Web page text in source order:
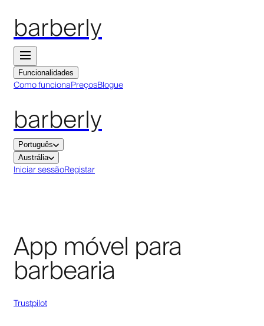
barberly
Funcionalidades
Como funcionaPreçosBlogue
barberly
Português
Austrália
Iniciar sessãoRegistar
App móvel para
barbearia
Trustpilot